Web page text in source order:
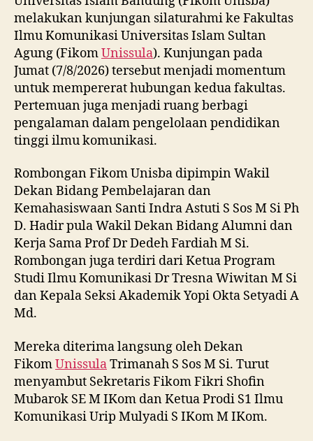
melakukan kunjungan silaturahmi ke Fakultas
Ilmu Komunikasi Universitas Islam Sultan
Agung (FikomUnissula). Kunjungan pada
Jumat (7/8/2026) tersebut menjadi momentum
untuk mempererat hubungan kedua fakultas.
Pertemuan juga menjadi ruang berbagi
pengalaman dalam pengelolaan pendidikan
tinggi ilmu komunikasi.
Rombongan Fikom Unisba dipimpin Wakil
Dekan Bidang Pembelajaran dan
Kemahasiswaan Santi Indra Astuti S Sos M Si Ph
D. Hadir pula Wakil Dekan Bidang Alumni dan
Kerja Sama Prof Dr Dedeh Fardiah M Si.
Rombongan juga terdiri dari Ketua Program
Studi Ilmu Komunikasi Dr Tresna Wiwitan M Si
dan Kepala Seksi Akademik Yopi Okta Setyadi A
Md.
Mereka diterima langsung oleh Dekan
FikomUnissulaTrimanah S Sos M Si. Turut
menyambut Sekretaris Fikom Fikri Shofin
Mubarok SE M IKom dan Ketua Prodi S1 Ilmu
Komunikasi Urip Mulyadi S IKom M IKom.